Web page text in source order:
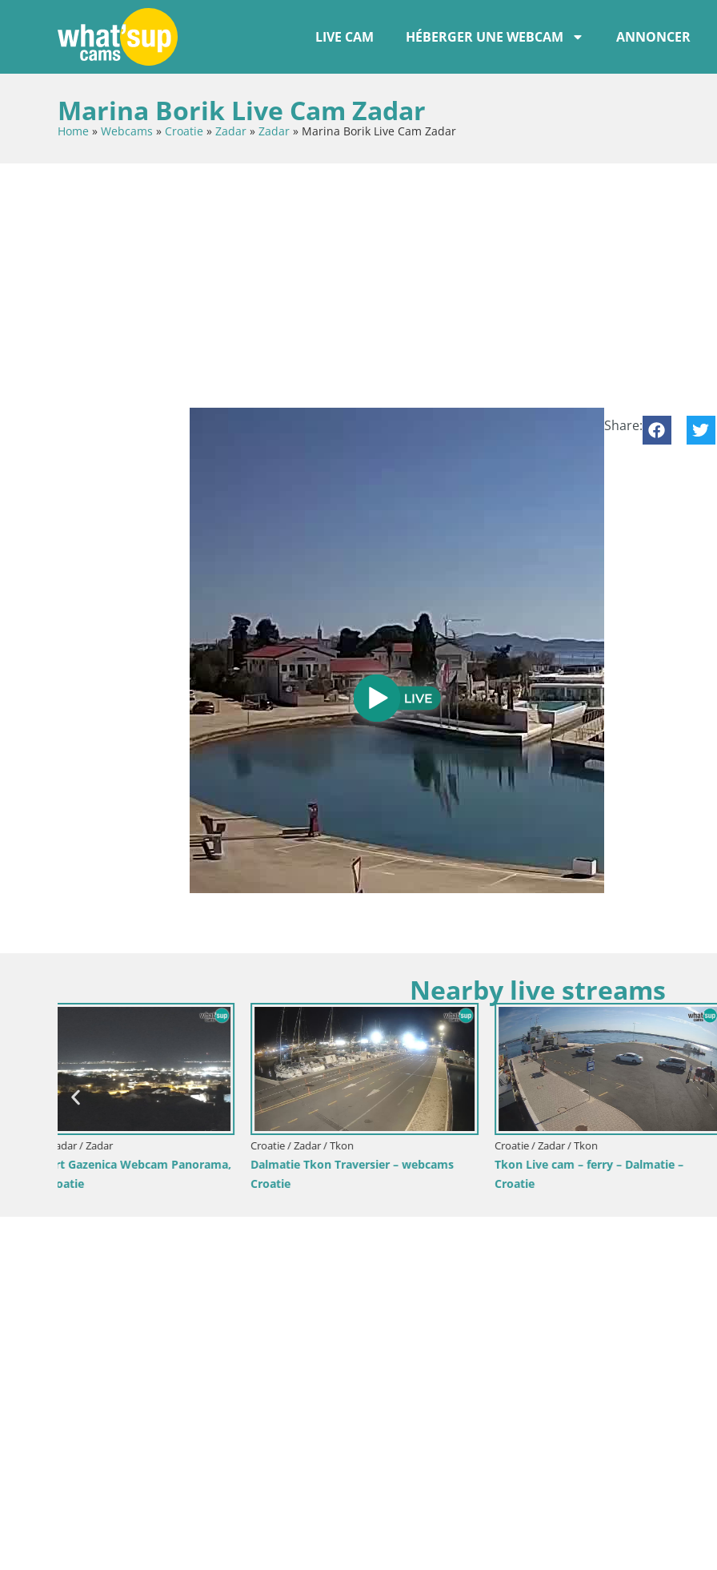
LIVE CAM HÉBERGER UNE WEBCAM ANNONCER
Marina Borik Live Cam Zadar
Home » Webcams » Croatie » Zadar » Zadar » Marina Borik Live Cam Zadar
Share:
Nearby live streams
Croatie / Zadar / Tkon
Dalmatie Tkon Traversier – webcams
Croatie
Croatie / Zadar / Tkon
Tkon Live cam – ferry – Dalmatie –
Croatie / Zadar / Starigrad Paklenica
Webcam en direct Paklenica –
Starigrad – Velebit – Dalmatie